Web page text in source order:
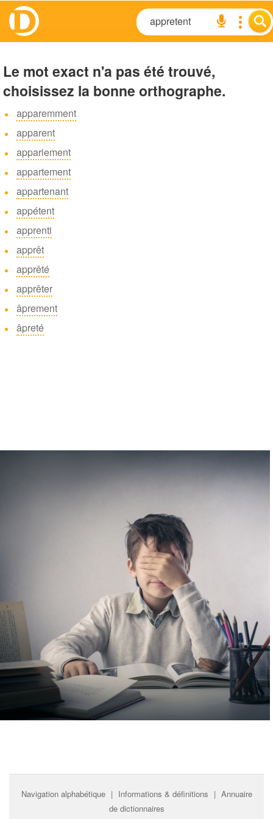
Le mot exact n'a pas été trouvé,
choisissez la bonne orthographe.
apparemment
apparent
appariement
appartement
appartenant
appétent
apprenti
apprêt
apprêté
apprêter
âprement
âpreté
Navigation alphabétique | Informations & définitions | Annuaire
de dictionnaires